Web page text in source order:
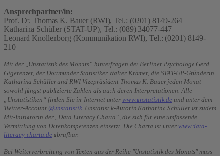
Ansprechpartner/in:
Prof. Dr. Thomas K. Bauer (RWI), Tel.: (0201) 8149-264
Katharina Schüller (STAT-UP), Tel.: (089) 34077-447
Leonard Knollenborg (Kommunikation RWI), Tel.: (0201) 8149-
210
Mit der „Unstatistik des Monats“ hinterfragen der Berliner Psychologe Gerd
Gigerenzer, der Dortmunder Statistiker Walter Krämer, die STAT-UP-Gründerin
Katharina Schüller und RWI-Vizepräsident Thomas K. Bauer jeden Monat
sowohl jüngst publizierte Zahlen als auch deren Interpretationen. Alle
„Unstatistiken“ finden Sie im Internet unter www.unstatistik.de und unter dem
Twitter-Account @unstatistik. Unstatistik-Autorin Katharina Schüller ist zudem
Mit-Initiatorin der „Data Literacy Charta“, die sich für eine umfassende
Vermittlung von Datenkompetenzen einsetzt. Die Charta ist unter www.data-
literacy-charta.de abrufbar.
Bei Weiterverbreitung von Texten aus der Reihe "Unstatistik des Monats" muss